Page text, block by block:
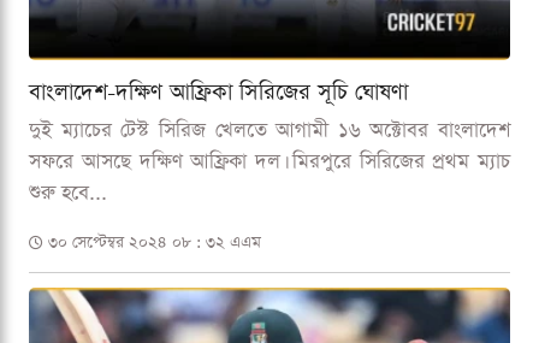
বাংলাদেশ-দক্ষিণ আফ্রিকা সিরিজের সূচি ঘোষণা
দুই ম্যাচের টেস্ট সিরিজ খেলতে আগামী ১৬ অক্টোবর বাংলাদেশ
সফরে আসছে দক্ষিণ আফ্রিকা দল। মিরপুরে সিরিজের প্রথম ম্যাচ
শুরু হবে...
৩০ সেপ্টেম্বর ২০২৪ ০৮ : ৩২ এএম